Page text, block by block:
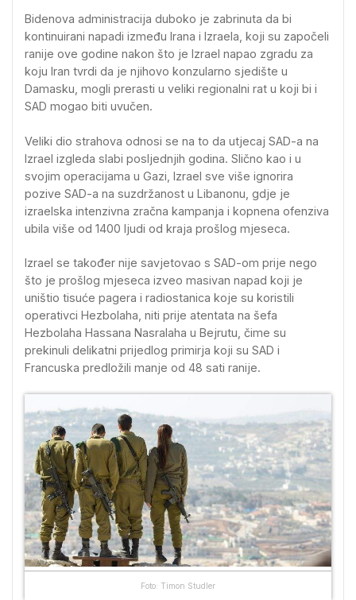
Bidenova administracija duboko je zabrinuta da bi
kontinuirani napadi između Irana i Izraela, koji su započeli
ranije ove godine nakon što je Izrael napao zgradu za
koju Iran tvrdi da je njihovo konzularno sjedište u
Damasku, mogli prerasti u veliki regionalni rat u koji bi i
SAD mogao biti uvučen.
Veliki dio strahova odnosi se na to da utjecaj SAD-a na
Izrael izgleda slabi posljednjih godina. Slično kao i u
svojim operacijama u Gazi, Izrael sve više ignorira
pozive SAD-a na suzdržanost u Libanonu, gdje je
izraelska intenzivna zračna kampanja i kopnena ofenziva
ubila više od 1400 ljudi od kraja prošlog mjeseca.
Izrael se također nije savjetovao s SAD-om prije nego
što je prošlog mjeseca izveo masivan napad koji je
uništio tisuće pagera i radiostanica koje su koristili
operativci Hezbolaha, niti prije atentata na šefa
Hezbolaha Hassana Nasralaha u Bejrutu, čime su
prekinuli delikatni prijedlog primirja koji su SAD i
Francuska predložili manje od 48 sati ranije.
Foto: Timon Studler